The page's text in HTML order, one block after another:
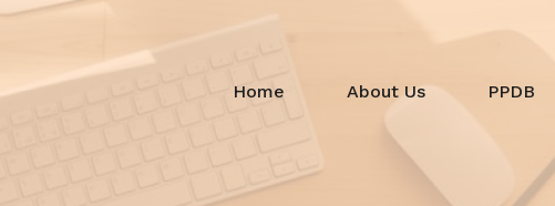
Home About Us PPDB